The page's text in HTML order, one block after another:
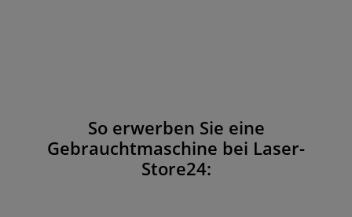
So erwerben Sie eine
Gebrauchtmaschine bei Laser-
Store24: